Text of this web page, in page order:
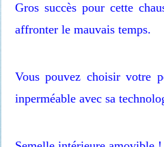
Gros succès pour cette
affronter le mauvais temps.
Vous pouvez choisir votre
inperméable avec sa